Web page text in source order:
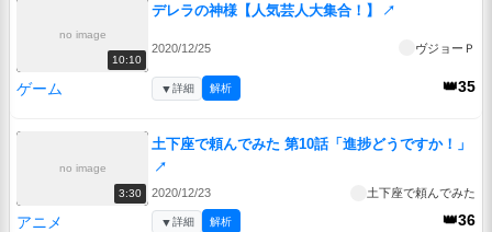
no image
10:10
デレラの神様【人気芸人大集合！】 ↗
2020/12/25 ヴジョーＰ
ゲーム 👑35
▼詳細 解析
no image
3:30
土下座で頼んでみた 第10話「進捗どうですか！」
↗
2020/12/23 土下座で頼んでみた
アニメ 👑36
▼詳細 解析